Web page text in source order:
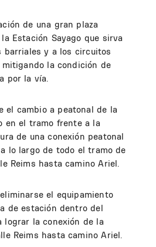
de una gran plaza
Estación Sayago que sirva
barriales y a los circuitos
la condición de
por la vía.
el cambio a peatonal de la
en el tramo frente a la
de una conexión peatonal
lo largo de todo el tramo de
Reims hasta camino Ariel.
el equipamiento
de estación dentro del
lograr la conexión de la
Reims hasta camino Ariel.